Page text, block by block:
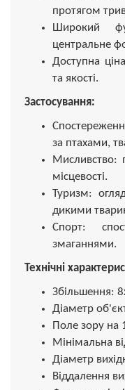
протягом
Широкий
центральне
Доступна
та якості.
Застосування:
за птахами,
Мисливство:
місцевості.
Туризм:
дикими
Спорт:
змаганнями.
Технічні
Збільшення:
Діаметр
Поле зору
Мінімальна
Діаметр
Віддалення